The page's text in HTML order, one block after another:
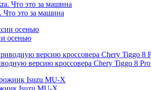
Что это за машина
осенью
версию кроссовера Chery Tiggo 8 Pro
Isuzu MU-X